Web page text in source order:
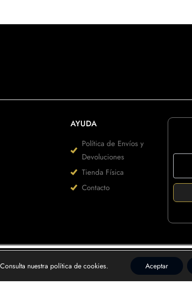
AYUDA
Política de Envíos y
Devoluciones
Tienda Física
Contacto
nº M4257561 Oficina Española de Patentes y Marcas
nuestra política de cookies. Aceptar